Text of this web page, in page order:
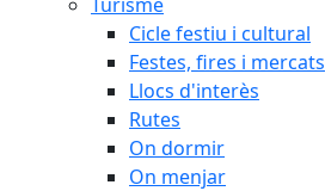
Cicle festiu i cultural
Festes, fires i mercats
Llocs d'interès
Rutes
On dormir
On menjar